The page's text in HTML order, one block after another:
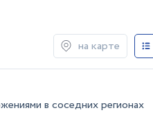
на карте
в соседних регионах